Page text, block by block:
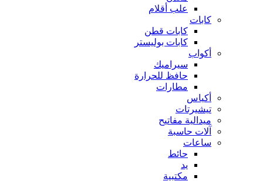
علب أقلام
كابات
كابات قطن
كابات بوليستر
أكواب
سيراميك
حافظ للحرارة
مطارات
أكياس
تيشيرتات
ميدالية مفاتيح
آلات حاسبة
ساعات
حائط
يد
مكتبية